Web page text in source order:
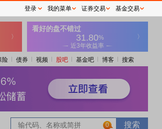
险 债券 视频 股吧 基金吧 博客 搜索
0
登录 我的菜单 证券交易 基金交易